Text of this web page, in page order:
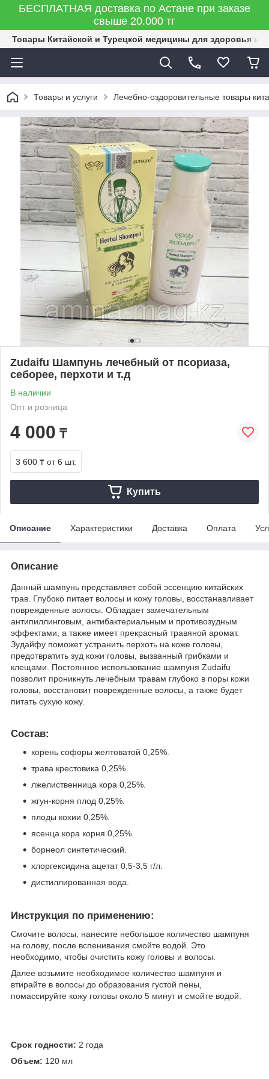
БЕСПЛАТНАЯ доставка по Астане при заказе
свыше 20.000 тг
Товары Китайской и Турецкой медицины для здоровья и
Товары и услуги Лечебно-оздоровительные товары
Zudaifu Шампунь лечебный от псориаза,
себорее, перхоти и т.д
В наличии
Опт и розница
4 000 ₸
3 600 ₸ от 6 шт.
Купить
Описание Характеристики Доставка Оплата
Описание
Данный шампунь представляет собой эссенцию китайских
трав. Глубоко питает волосы и кожу головы, восстанавливает
поврежденные волосы. Обладает замечательным
антипиллинговым, антибактериальным и противозудным
эффектами, а также имеет прекрасный травяной аромат.
Зудайфу поможет устранить перхоть на коже головы,
предотвратить зуд кожи головы, вызванный грибками и
клещами. Постоянное использование шампуня Zudaifu
позволит проникнуть лечебным травам глубоко в поры кожи
головы, восстановит поврежденные волосы, а также будет
питать сухую кожу.
Состав:
корень софоры желтоватой 0,25%.
трава крестовика 0,25%.
лжелиственница кора 0,25%.
жгун-корня плод 0,25%.
плоды кохии 0,25%.
ясенца кора корня 0,25%.
борнеол синтетический.
хлоргексидина ацетат 0,5-3,5 г/л.
дистиллированная вода.
Инструкция по применению:
Смочите волосы, нанесите небольшое количество шампуня
на голову, после вспенивания смойте водой. Это
необходимо, чтобы очистить кожу головы и волосы.
Далее возьмите необходимое количество шампуня и
втирайте в волосы до образования густой пены,
помассируйте кожу головы около 5 минут и смойте водой.
Срок годности: 2 года
Объем: 120 мл